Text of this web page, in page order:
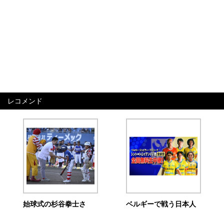
レコメンド
始球式の杉谷拳士さ
ベルギーで戦う日本人